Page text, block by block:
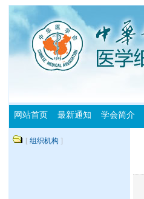
网站首页 最新通知 学会简介
[ 组织机构 ]